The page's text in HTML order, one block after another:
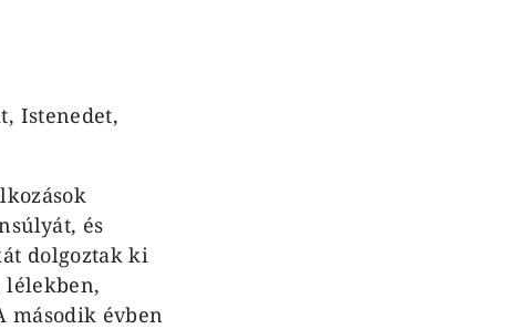
Istenedet,
és
dolgoztak ki
lélekben,
második évben